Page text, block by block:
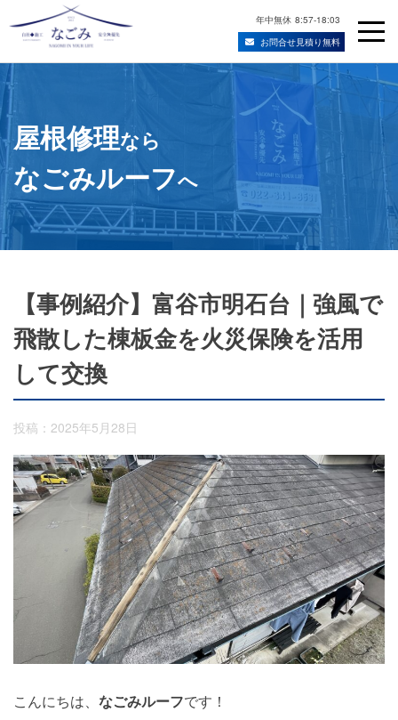
Skip
to
content
年中無休 8:57-18:03
お問合せ見積り無料
宮城県仙台市の屋根修理・雨漏り修理業者
屋根修理なら
なごみルーフへ
【事例紹介】富谷市明石台｜強風で
飛散した棟板金を火災保険を活用
して交換
投稿：2025年5月28日
こんにちは、 なごみルーフです！